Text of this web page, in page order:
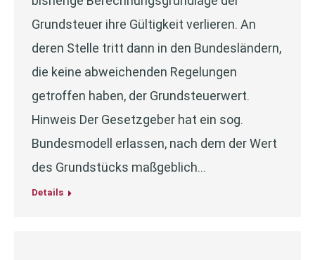
Grundsteuer ihre Gültigkeit verlieren. An
deren Stelle tritt dann in den Bundesländern,
die keine abweichenden Regelungen
getroffen haben, der Grundsteuerwert.
Hinweis Der Gesetzgeber hat ein sog.
Bundesmodell erlassen, nach dem der Wert
des Grundstücks maßgeblich…
Details